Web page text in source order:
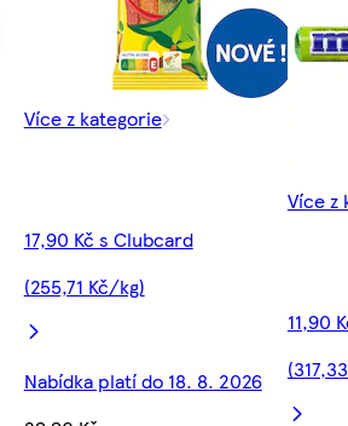
Více z kategorie
17,90 Kč s Clubcard
(255,71 Kč/kg)
Nabídka platí do 18. 8. 2026
Více z
11,90